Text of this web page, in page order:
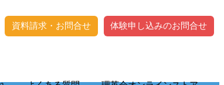
資料請求・お問合せ 体験申し込みのお問合せ